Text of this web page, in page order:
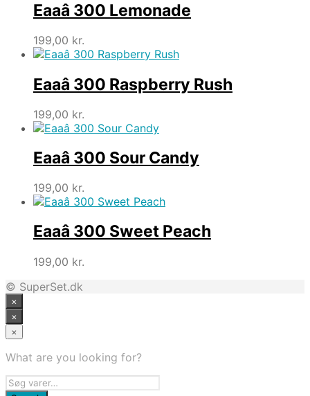
Eaaâ 300 Lemonade
199,00 kr.
Eaaâ 300 Raspberry Rush
199,00 kr.
Eaaâ 300 Sour Candy
199,00 kr.
Eaaâ 300 Sweet Peach
199,00 kr.
© SuperSet.dk
×
×
×
What are you looking for?